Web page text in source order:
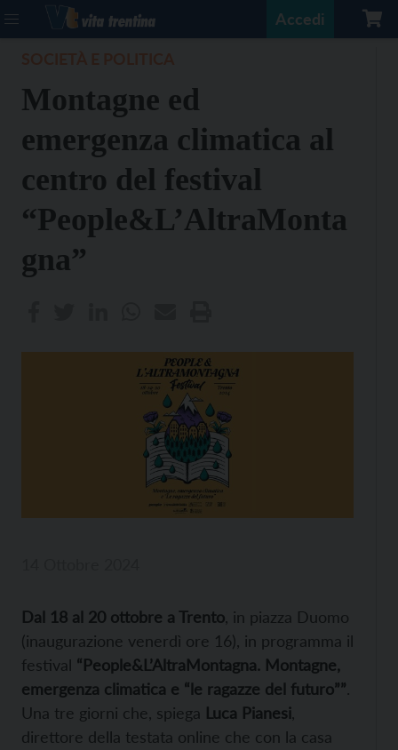
Accedi
Montagne ed
emergenza climatica al
centro del festival
“People&L’AltraMonta
gna”
Dal 18 al 20 ottobre a Trento , in piazza Duomo
(inaugurazione venerdì ore 16), in programma il
festival “People&L’AltraMontagna. Montagne,
emergenza climatica e “le ragazze del futuro””.
Una tre giorni che, spiega Luca Pianesi
direttore della testata online che con la casa